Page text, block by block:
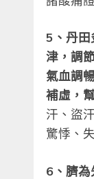
5、丹田
津，調
氣血調
補虛，
汗、盜
驚悸、
6、臍